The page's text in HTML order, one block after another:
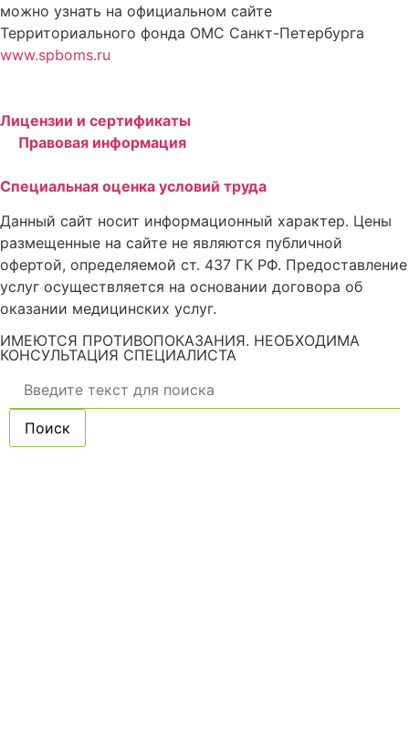
можно узнать на официальном сайте
Территориального фонда ОМС Санкт-Петербурга
www.spboms.ru
Лицензии и сертификаты
Правовая информация
Специальная оценка условий труда
Данный сайт носит информационный характер. Цены
размещенные на сайте не являются публичной
офертой, определяемой ст. 437 ГК РФ. Предоставление
услуг осуществляется на основании договора об
оказании медицинских услуг.
ИМЕЮТСЯ ПРОТИВОПОКАЗАНИЯ. НЕОБХОДИМА
КОНСУЛЬТАЦИЯ СПЕЦИАЛИСТА